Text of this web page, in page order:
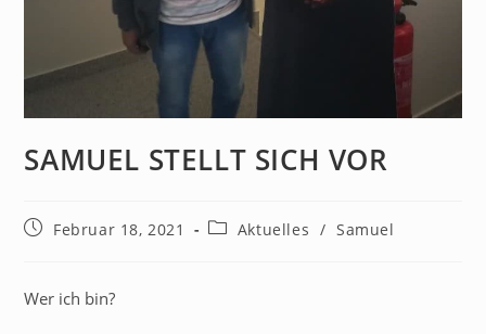
SAMUEL STELLT SICH VOR
Februar 18, 2021 Aktuelles / Samuel
Wer ich bin?